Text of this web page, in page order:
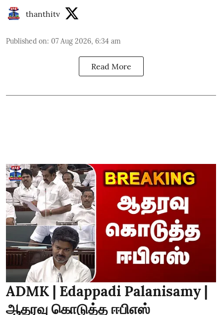
thanthitv
Published on: 07 Aug 2026, 6:34 am
Read More
ADMK | Edappadi Palanisamy |
ஆதரவு கொடுத்த ஈபிஎஸ்